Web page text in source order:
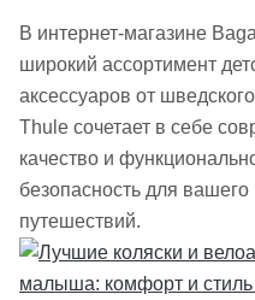
В интернет-магазине
широкий ассортимент
аксессуаров от
Thule сочетает в себе
качество и
безопасность для
путешествий.